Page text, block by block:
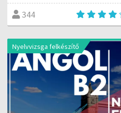
344
Nyelvvizsga felkészítő